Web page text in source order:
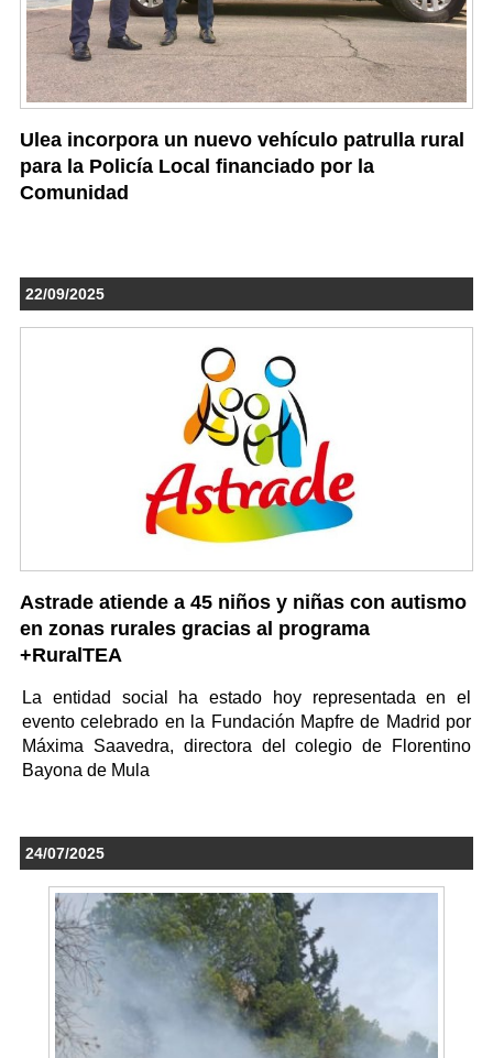
Ulea incorpora un nuevo vehículo patrulla rural
para la Policía Local financiado por la
Comunidad
22/09/2025
Astrade atiende a 45 niños y niñas con autismo
en zonas rurales gracias al programa
+RuralTEA
La entidad social ha estado hoy representada en el
evento celebrado en la Fundación Mapfre de Madrid por
Máxima Saavedra, directora del colegio de Florentino
Bayona de Mula
24/07/2025